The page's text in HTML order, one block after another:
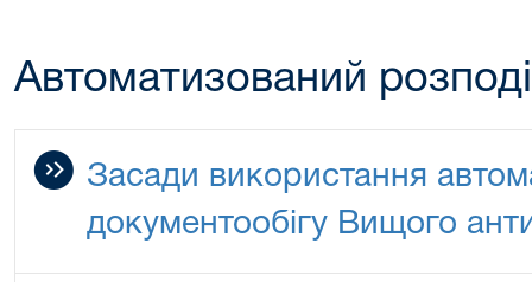
Автоматизований
Засади використання
документообігу Вищого